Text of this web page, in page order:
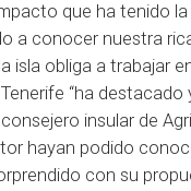
que ha tenido
conocer nuestra
isla obliga a trabajar
“ha
insular de
hayan podido
con su